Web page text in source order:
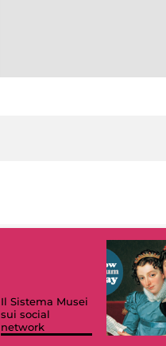
Il Sistema Musei
sui social
network